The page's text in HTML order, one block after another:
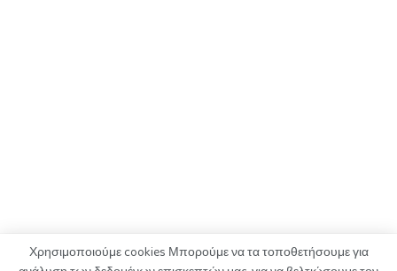
Χρησιμοποιούμε cookies Μπορούμε να τα τοποθετήσουμε για